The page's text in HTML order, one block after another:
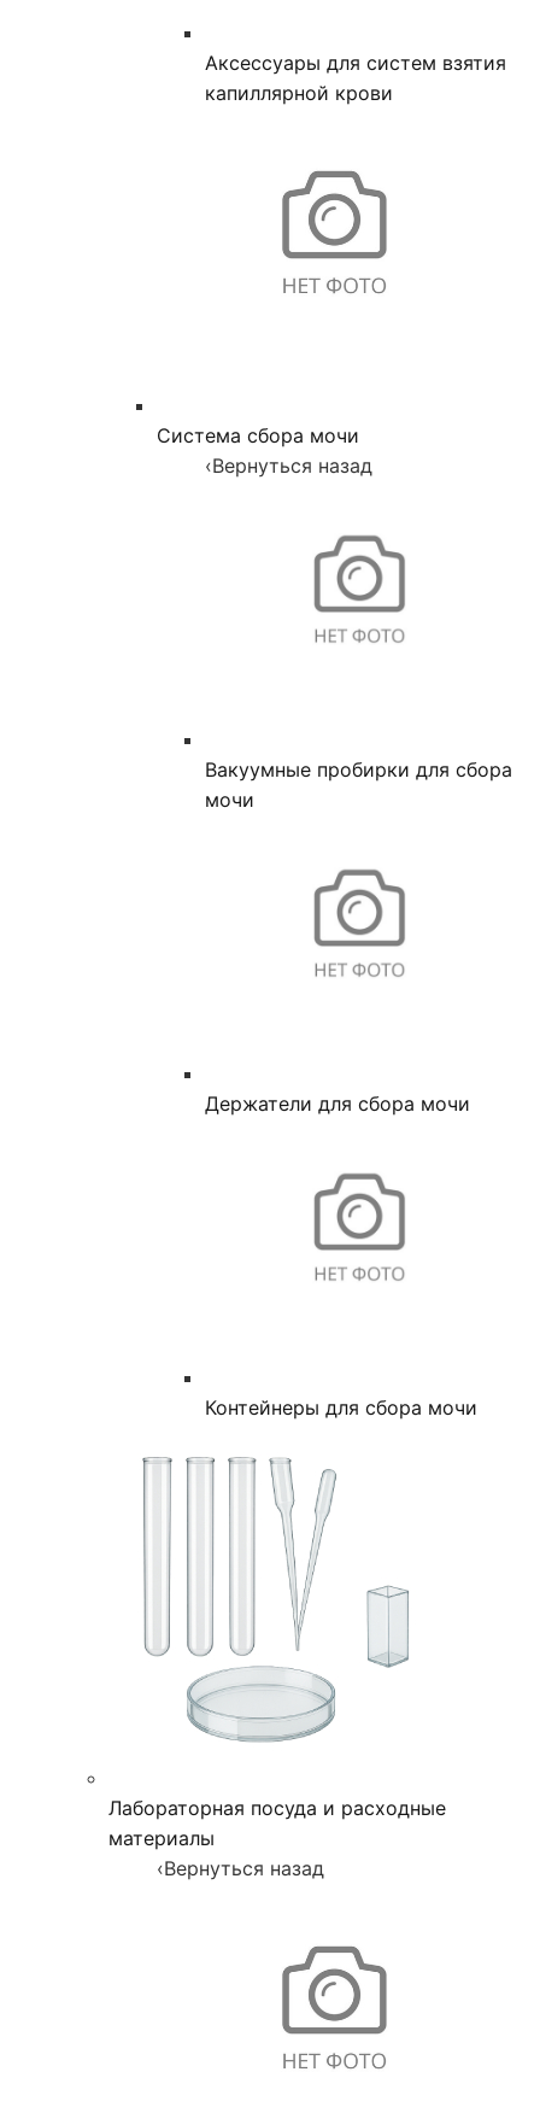
Аксессуары для систем взятия
капиллярной крови
Система сбора мочи
‹Вернуться назад
Вакуумные пробирки для сбора
мочи
Держатели для сбора мочи
Контейнеры для сбора мочи
Лабораторная посуда и расходные
материалы
‹Вернуться назад